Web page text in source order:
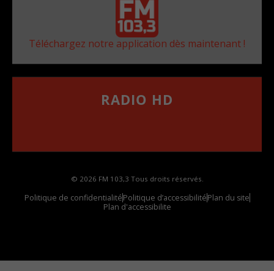
Téléchargez notre application dès maintenant !
RADIO HD
© 2026 FM 103,3 Tous droits réservés.
Politique de confidentialitéPolitique d’accessibilitéPlan du site
Plan d'accessibilite